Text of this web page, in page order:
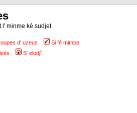
l' minme ké sudjet
d' uzeus
Si fé mimbe
S' elodjî